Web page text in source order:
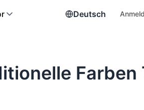
Deutsch
Farben